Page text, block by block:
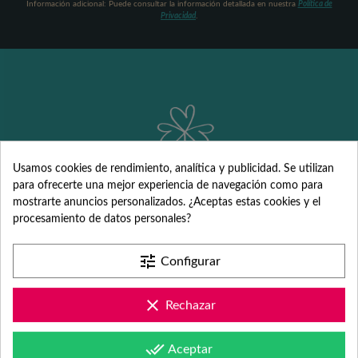
Información adicional: Puede consultar la información detallada en nuestra Política de
Privacidad
Detalles
personalizados
para Comunión,
Bautizo, Boda y
Usamos cookies de rendimiento, analítica y publicidad. Se utilizan
para ofrecerte una mejor experiencia de navegación como para
mostrarte anuncios personalizados. ¿Aceptas estas cookies y el
procesamiento de datos personales?
tune Configurar
clear Rechazar
done_all Aceptar